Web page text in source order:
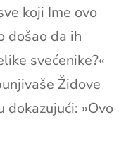
koji Ime ovo
došao da ih
svećenike?«
Židove
dokazujući: »Ovo